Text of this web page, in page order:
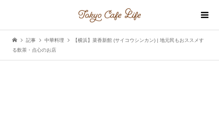
記事 中華料理
【横浜】菜香新館 (サイコウシンカン) | 地元民もおススメす
る飲茶・点心のお店